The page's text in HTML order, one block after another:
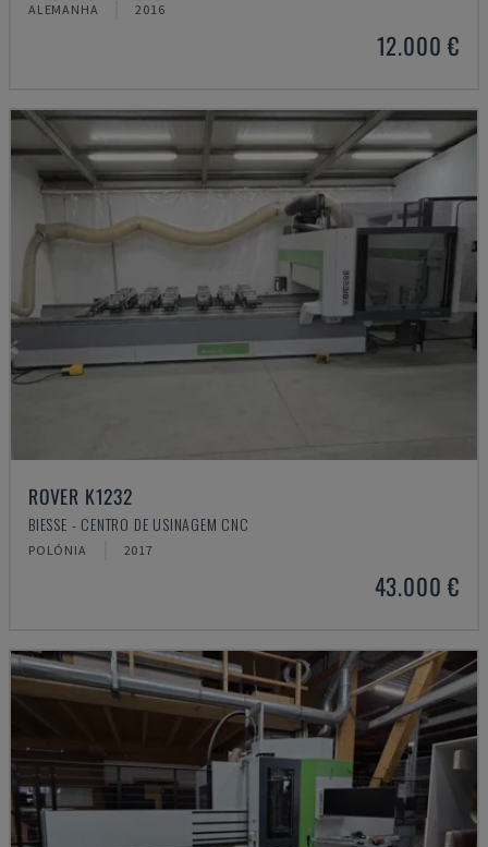
ALEMANHA 2016
12.000 €
ROVER K1232
BIESSE - CENTRO DE USINAGEM CNC
POLÓNIA 2017
43.000 €